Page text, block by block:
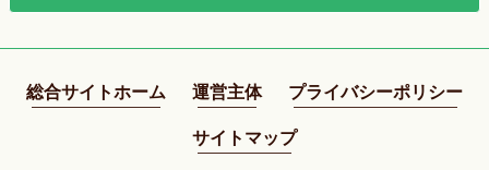
総合サイトホーム 運営主体 プライバシーポリシー
サイトマップ